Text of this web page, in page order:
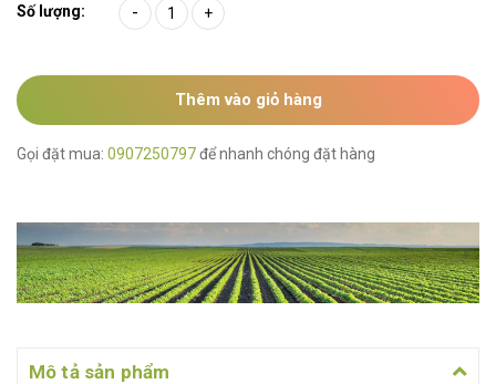
Số lượng: - +
Thêm vào giỏ hàng
Gọi đặt mua: 0907250797để nhanh chóng đặt hàng
Mô tả sản phẩm